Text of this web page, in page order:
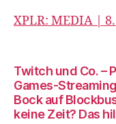
XPLR: MEDIA |
Twitch und Co. –
Games-Streaming
Bock auf
keine Zeit? Das